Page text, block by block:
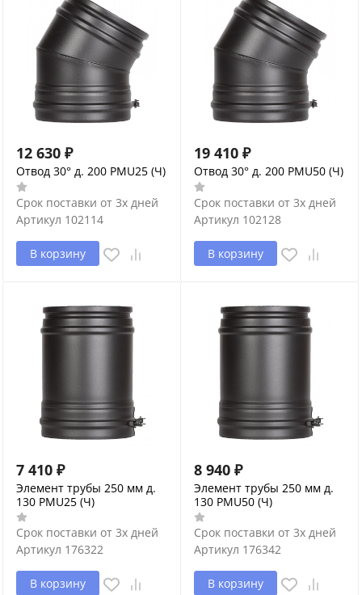
12 630 ₽
Отвод 30° д. 200 PMU25 (Ч)
Срок поставки от 3х дней
Артикул 102114
В корзину
19 410 ₽
Отвод 30° д. 200 PMU50 (Ч)
Срок поставки от 3х дней
Артикул 102128
В корзину
7 410 ₽
Элемент трубы 250 мм д.
130 PMU25 (Ч)
Срок поставки от 3х дней
Артикул 176322
В корзину
8 940 ₽
Элемент трубы 250 мм д.
130 PMU50 (Ч)
Срок поставки от 3х дней
Артикул 176342
В корзину